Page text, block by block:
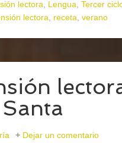
lectora Lengua Tercer
lectora receta verano
Dejar un comentario